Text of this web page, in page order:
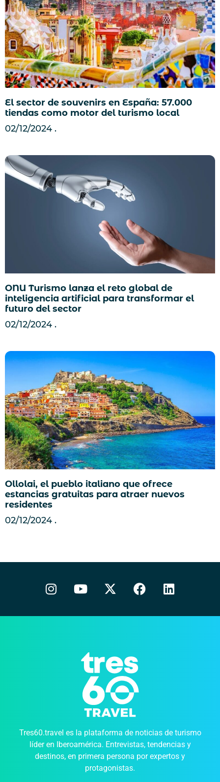
El sector de souvenirs en España: 57.000
tiendas como motor del turismo local
02/12/2024
ONU Turismo lanza el reto global de
inteligencia artificial para transformar el
futuro del sector
02/12/2024
Ollolai, el pueblo italiano que ofrece
estancias gratuitas para atraer nuevos
residentes
02/12/2024
Tres60.travel es la plataforma de noticias de turismo
líder en Iberoamérica. Entrevistas, tendencias y
destinos, en primera persona por expertos y
protagonistas.